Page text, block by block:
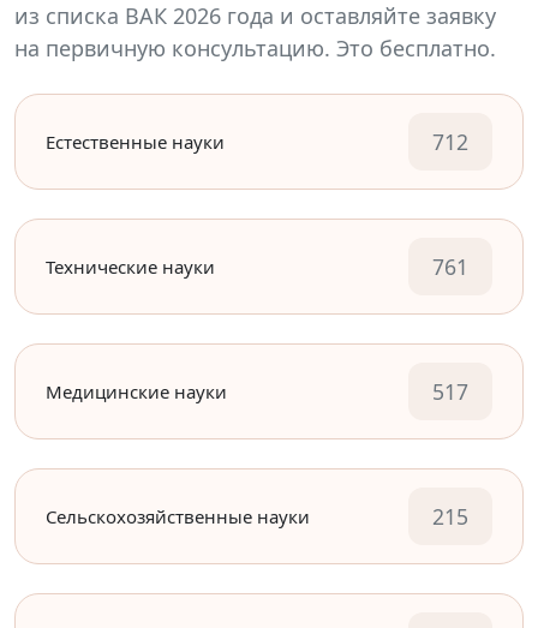
из списка ВАК 2026 года и оставляйте заявку
на первичную консультацию. Это бесплатно.
Естественные науки 712
Технические науки 761
Медицинские науки 517
Сельскохозяйственные науки 215